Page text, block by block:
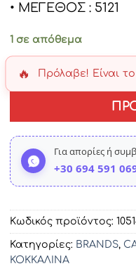
• ΜΕΓΕΘΟΣ : 5121
1 σε απόθεμα
🔥 Πρόλαβε! Είναι το
Για απορίες ή
+30 694 591
Κωδικός προϊόντος:
Κατηγορίες: BRANDS,
ΚΟΚΚΑΛΙΝΑ